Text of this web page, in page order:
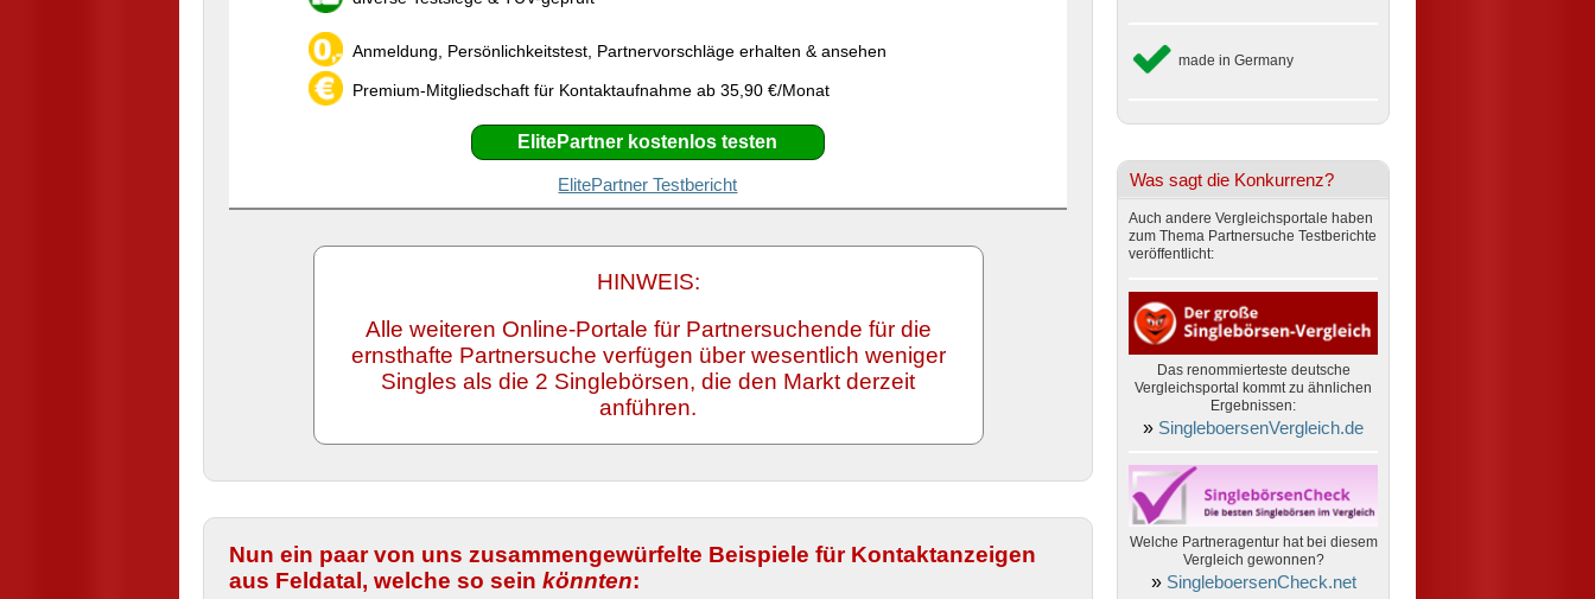
Anmeldung, Persönlichkeitstest, Partnervorschläge erhalten & ansehen
Premium-Mitgliedschaft für Kontaktaufnahme ab 35,90 €/Monat
ElitePartner kostenlos testen
ElitePartner Testbericht
HINWEIS:
Alle weiteren Online-Portale für Partnersuchende für die
ernsthafte Partnersuche verfügen über wesentlich weniger
Singles als die 2 Singlebörsen, die den Markt derzeit
anführen.
Nun ein paar von uns zusammengewürfelte Beispiele für Kontaktanzeigen
aus Feldatal, welche so sein könnten:
made in Germany
Was sagt die Konkurrenz?
Auch andere Vergleichsportale haben
zum Thema Partnersuche Testberichte
veröffentlicht:
Das renommierteste deutsche
Vergleichsportal kommt zu ähnlichen
Ergebnissen:
» SingleboersenVergleich.de
Welche Partneragentur hat bei diesem
Vergleich gewonnen?
» SingleboersenCheck.net